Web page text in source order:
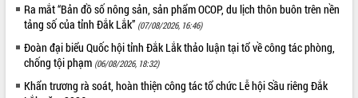
Lao động
UBND tỉnh Đắk Lắk triển khai nhiệm
vụ 6 tháng cuối năm 2026
Kỳ họp thứ Hai, Hội đồng nhân dân
tỉnh khóa XI quyết nghị nhiều nội dung
ALBUM ẢNH
Ra mắt “Bản đồ số nông sản, sản phẩm OCOP, du lịch thôn buôn trên nền
tảng số của tỉnh Đắk Lắk” (07/08/2026, 16:46)
Đoàn đại biểu Quốc hội tỉnh Đắk Lắk thảo luận tại tổ về công tác phòng,
chống tội phạm (06/08/2026, 18:32)
Khẩn trương rà soát, hoàn thiện công tác tổ chức Lễ hội Sầu riêng Đắk